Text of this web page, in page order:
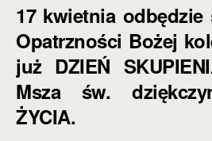
17 kwietnia
Opatrzności Bożej
już DZIEŃ
Msza św.
ŻYCIA.